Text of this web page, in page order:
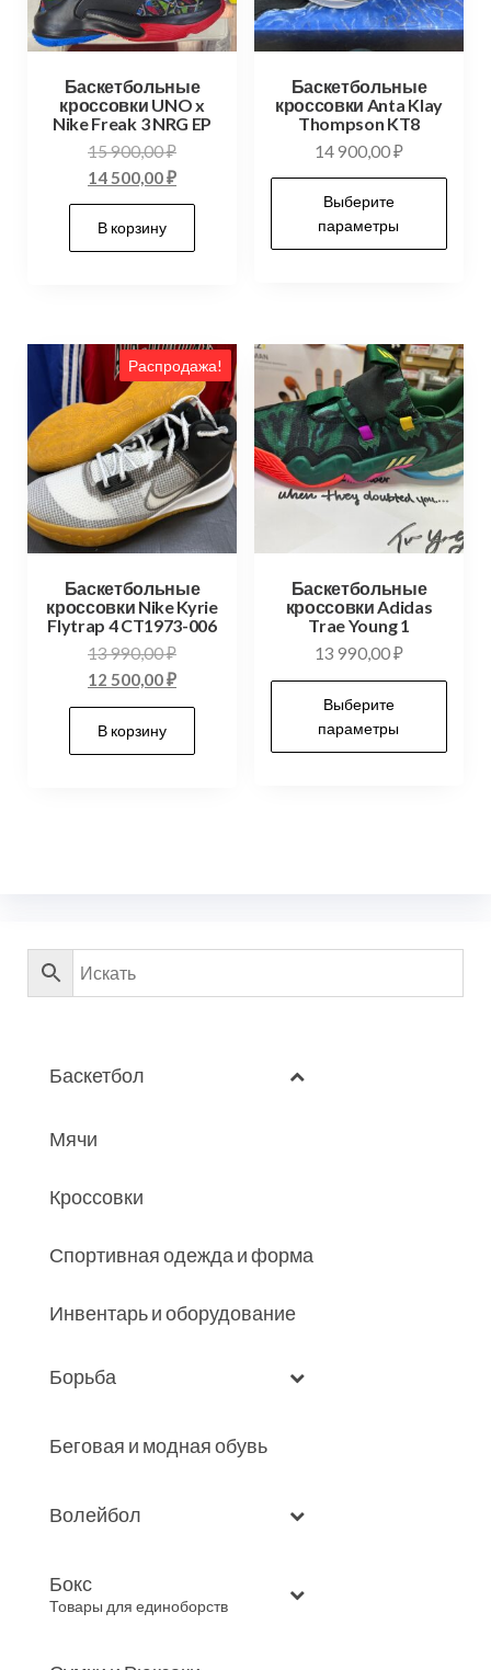
Баскетбольные
кроссовки UNO x
Nike Freak 3 NRG EP
15 900,00₽
14 500,00₽
В корзину
Баскетбольные
кроссовки Anta Klay
Thompson KT8
14 900,00₽
Выберите
параметры
Распродажа!
Баскетбольные
кроссовки Nike Kyrie
Flytrap 4 CT1973-006
13 990,00₽
12 500,00₽
В корзину
Баскетбольные
кроссовки Adidas
Trae Young 1
13 990,00₽
Выберите
параметры
Баскетбол
Мячи
Кроссовки
Спортивная одежда и форма
Инвентарь и оборудование
Борьба
Беговая и модная обувь
Волейбол
Бокс
–
Товары для единоборств